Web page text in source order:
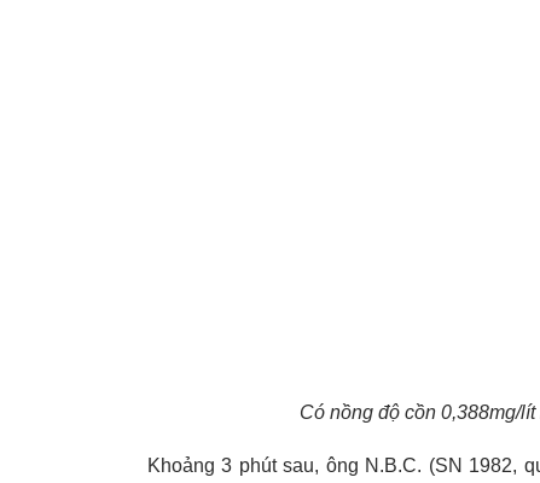
Có nồng độ cồn 0,388mg/
Khoảng 3 phút sau, ông N.B.C. (SN 1982,